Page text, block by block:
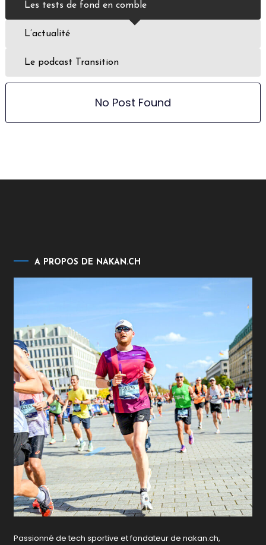
Les tests de fond en comble
L’actualité
Le podcast Transition
No Post Found
A PROPOS DE NAKAN.CH
Passionné de tech sportive et fondateur de nakan.ch,